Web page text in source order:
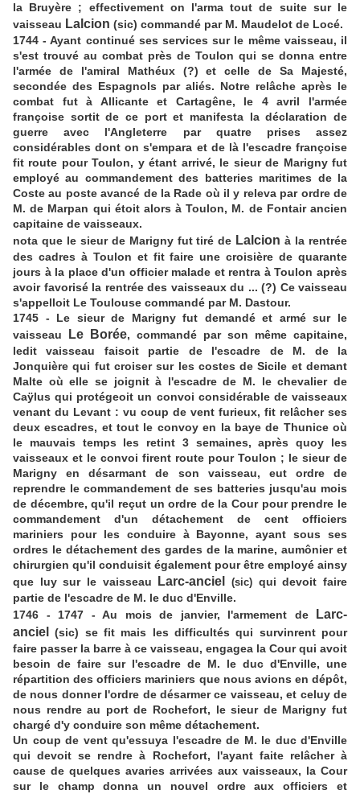
la Bruyère ; effectivement on l'arma tout de suite sur le
vaisseau Lalcion (sic) commandé par M. Maudelot de Locé.
1744 - Ayant continué ses services sur le même vaisseau, il
s'est trouvé au combat près de Toulon qui se donna entre
l'armée de l'amiral Mathéux (?) et celle de Sa Majesté,
secondée des Espagnols par aliés. Notre relâche après le
combat fut à Allicante et Cartagêne, le 4 avril l'armée
françoise sortit de ce port et manifesta la déclaration de
guerre avec l'Angleterre par quatre prises assez
considérables dont on s'empara et de là l'escadre françoise
fit route pour Toulon, y étant arrivé, le sieur de Marigny fut
employé au commandement des batteries maritimes de la
Coste au poste avancé de la Rade où il y releva par ordre de
M. de Marpan qui étoit alors à Toulon, M. de Fontair ancien
capitaine de vaisseaux.
nota que le sieur de Marigny fut tiré de Lalcion à la rentrée
des cadres à Toulon et fit faire une croisière de quarante
jours à la place d'un officier malade et rentra à Toulon après
avoir favorisé la rentrée des vaisseaux du ... (?) Ce vaisseau
s'appelloit Le Toulouse commandé par M. Dastour.
1745 - Le sieur de Marigny fut demandé et armé sur le
vaisseau
Le Borée, commandé par son même capitaine,
ledit vaisseau faisoit partie de l'escadre de M. de la
Jonquière qui fut croiser sur les costes de Sicile et demant
Malte où elle se joignit à l'escadre de M. le chevalier de
Caÿlus qui protégeoit un convoi considérable de vaisseaux
venant du Levant : vu coup de vent furieux, fit relâcher ses
deux escadres, et tout le convoy en la baye de Thunice où
le mauvais temps les retint 3 semaines, après quoy les
vaisseaux et le convoi firent route pour Toulon ; le sieur de
Marigny en désarmant de son vaisseau, eut ordre de
reprendre le commandement de ses batteries jusqu'au mois
de décembre, qu'il reçut un ordre de la Cour pour prendre le
commandement d'un détachement de cent officiers
mariniers pour les conduire à Bayonne, ayant sous ses
ordres le détachement des gardes de la marine, aumônier et
chirurgien qu'il conduisit également pour être employé ainsy
que luy sur le vaisseau
Larc-anciel(sic) qui devoit faire
partie de l'escadre de M. le duc d'Enville.
1746 - 1747 - Au mois de janvier, l'armement de
Larc-
anciel
(sic) se fit mais les difficultés qui survinrent pour
faire passer la barre à ce vaisseau, engagea la Cour qui avoit
besoin de faire sur l'escadre de M. le duc d'Enville, une
répartition des officiers mariniers que nous avions en dépôt,
de nous donner l'ordre de désarmer ce vaisseau, et celuy de
nous rendre au port de Rochefort, le sieur de Marigny fut
chargé d'y conduire son même détachement.
Un coup de vent qu'essuya l'escadre de M. le duc d'Enville
qui devoit se rendre à Rochefort, l'ayant faite relâcher à
cause de quelques avaries arrivées aux vaisseaux, la Cour
sur le champ donna un nouvel ordre aux officiers et